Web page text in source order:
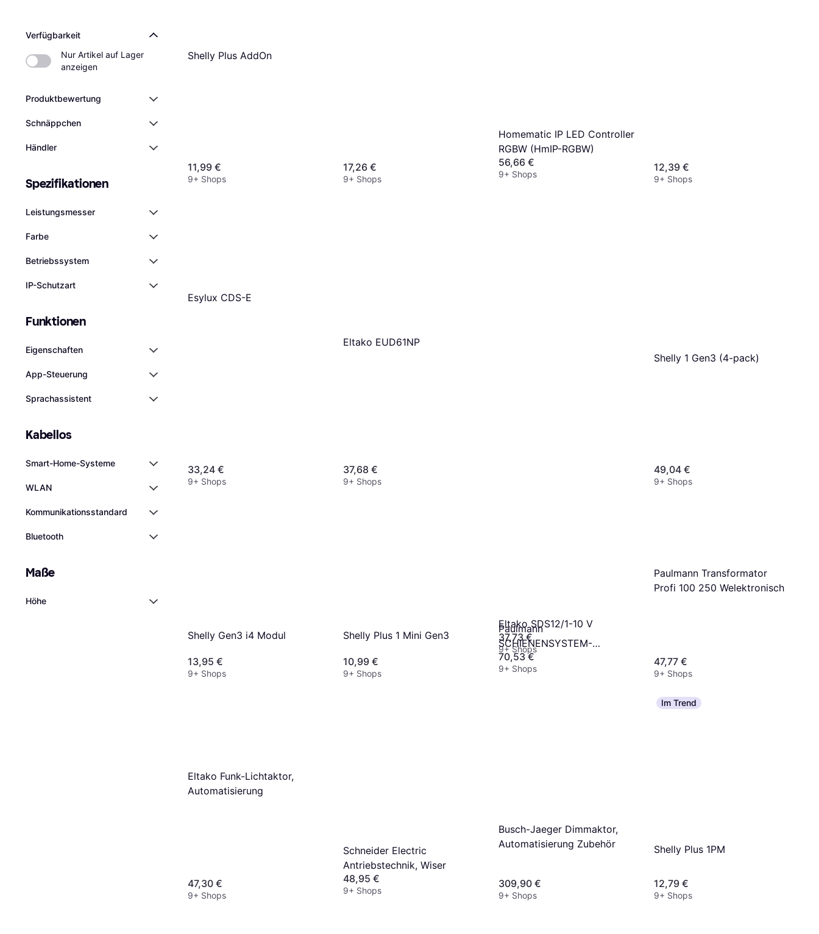
Verfügbarkeit
Nur Artikel auf Lager
anzeigen
Produktbewertung
Schnäppchen
Händler
Spezifikationen
Leistungsmesser
Farbe
Betriebssystem
IP-Schutzart
Funktionen
Eigen­schaften
App-Steuerung
Sprachassistent
Kabellos
Smart-Home-Systeme
WLAN
Kommunikationsstandard
Bluetooth
Maße
Höhe
Shelly Plus AddOn
11,99 €
9+ Shops
17,26 €
9+ Shops
Homematic IP LED Controller
RGBW (HmIP-RGBW)
56,66 €
9+ Shops
12,39 €
9+ Shops
Esylux CDS-E
33,24 €
9+ Shops
Eltako EUD61NP
37,68 €
9+ Shops
Eltako SDS12/1-10 V
37,73 €
9+ Shops
Shelly 1 Gen3 (4-pack)
49,04 €
9+ Shops
Shelly Gen3 i4 Modul
13,95 €
9+ Shops
Shelly Plus 1 Mini Gen3
10,99 €
9+ Shops
Paulmann
SCHIENENSYSTEM-
EINSPEISER Weiß
70,53 €
9+ Shops
Paulmann Transformator
Profi 100 250 Welektronisch
47,77 €
9+ Shops
Eltako Funk-Lichtaktor,
Automatisierung
47,30 €
9+ Shops
Schneider Electric
Antriebstechnik, Wiser
48,95 €
9+ Shops
Busch-Jaeger Dimmaktor,
Automatisierung Zubehör
309,90 €
9+ Shops
Im Trend
Shelly Plus 1PM
12,79 €
9+ Shops